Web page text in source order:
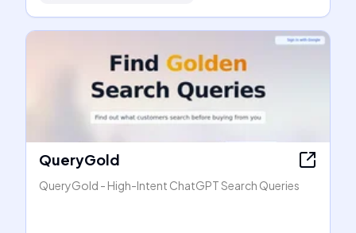
QueryGold
QueryGold - High-Intent ChatGPT Search Queries